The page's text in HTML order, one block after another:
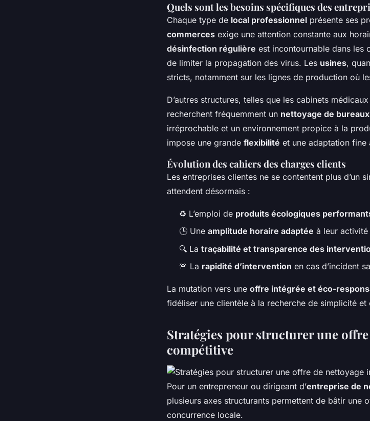
Quels sont les besoins spécifiques des
Chaque type de local professionnel présente ses
commerces exige une attention constante aux
désinfection régulière est incontournable dans les
de limiter la propagation des virus. Les usines,
stricts, notamment sur les lignes de production où
D’autres structures, telles que les cabinets
recherchent fréquemment un nettoyage de
irréprochable et un environnement propice à la
impose une grande flexibilité et une adaptation fine
Évolution des cahiers des charges clients
Les entreprises clientes ne se contentent plus d’un
attendent désormais :
♻️ L’emploi de produits écologiques
🕒 Une amplitude horaire adaptée à leur activité
🔍 La traçabilité et transparence des
🚨 La rapidité d’intervention en cas d’incident
La mutation vers une offre intégrée et éco-
fidéliser une clientèle à la recherche de simplicité
Stratégies pour structurer une
compétitive
Pour un entrepreneur ou dirigeant d’entreprise de
plusieurs axes structurants permettent de bâtir une
concurrence locale.